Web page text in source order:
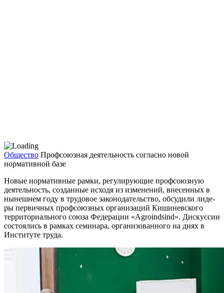
Общество Профсоюзная деятельность согласно новой
нормативной базе
Новые нормативные рамки, регулирующие профсоюзную
деятельность, созданные исхо­дя из изменений, внесенных в
нынешнем году в трудовое законодательство, обсудили лиде­
ры первичных профсоюзных организаций Ки­шиневского
территориального союза Федера­ции «Agroindsind». Дискуссии
состоялись в рам­ках семинара, организованного на днях в
Инс­титуте труда.